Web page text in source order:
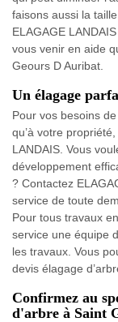
faisons aussi la
ELAGAGE
vous venir en aide
Geours D Auribat.
Un élagage
Pour vos besoins
qu’à votre
LANDAIS. Vous
développement
? Contactez
service de toute
Pour tous travaux
service une équipe
les travaux. Vous
devis élagage
Confirmez au
d'arbre à Saint